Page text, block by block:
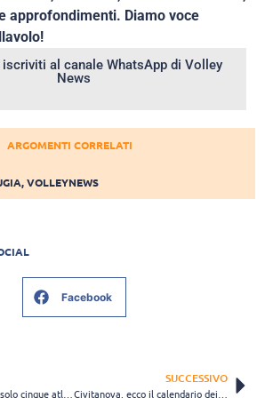
approfondimenti. Diamo voce
iscriviti al canale WhatsApp di Volley
News
ARGOMENTI CORRELATI
,VOLLEYNEWS
Facebook
Trento riparte con solo cinque atleti della prima squadra: con loro si allenerà Kaziyski!
SUCCESSIVO
Civitanova, ecco il calendario dei test match: a metà settembre si apre con Perugia